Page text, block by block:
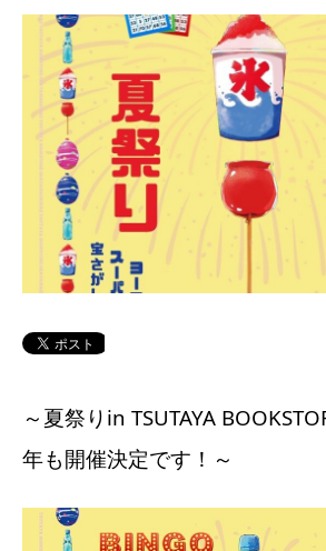
～夏祭りin TSUTAYA
年も開催決定です！～
アクセス